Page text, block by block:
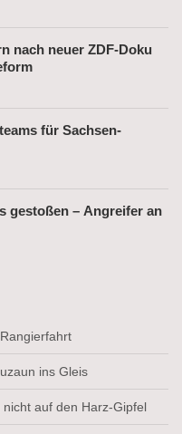
nach neuer ZDF-Doku
für Sachsen-
gestoßen – Angreifer an
ins Gleis
auf den Harz-Gipfel